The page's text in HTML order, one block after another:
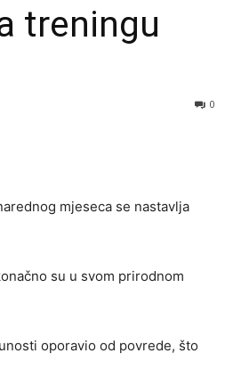
treningu
0
mjeseca se nastavlja
su u svom prirodnom
oporavio od povrede, što